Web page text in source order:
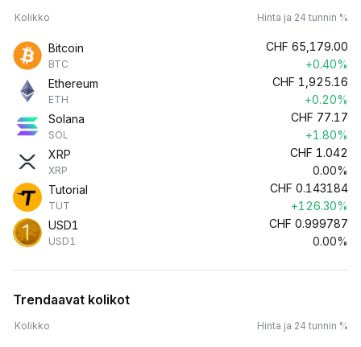
Kolikko Hinta ja 24 tunnin %
Bitcoin
BTC
CHF 65,179.00
+0.40%
Ethereum
ETH
CHF 1,925.16
+0.20%
Solana
SOL
CHF 77.17
+1.80%
XRP
XRP
CHF 1.042
0.00%
Tutorial
TUT
CHF 0.143184
+126.30%
USD1
USD1
CHF 0.999787
0.00%
Trendaavat kolikot
Kolikko Hinta ja 24 tunnin %